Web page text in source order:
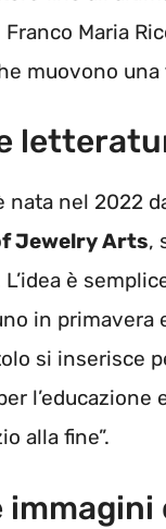
Maria
muovono una
nata nel 2022
Jewelry Arts,
è
in
si inserisce
l’educazione
alla fine”.